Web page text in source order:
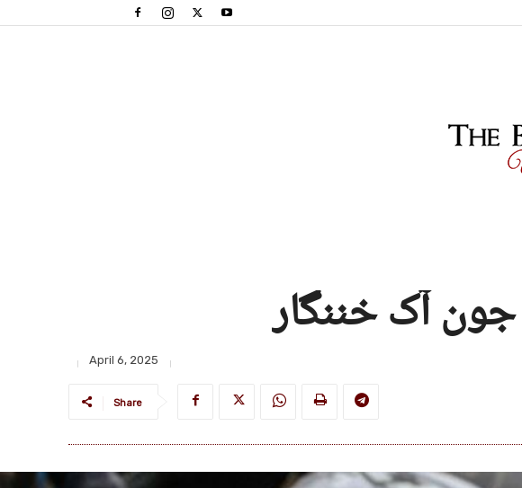
جون آک خننگار
April 6, 2025
Share